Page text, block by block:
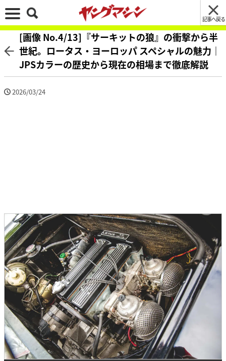
記事へ戻る
[画像 No.4/13]『サーキットの狼』の衝撃から半
世紀。ロータス・ヨーロッパ スペシャルの魅力｜
JPSカラーの歴史から現在の相場まで徹底解説
2026/03/24